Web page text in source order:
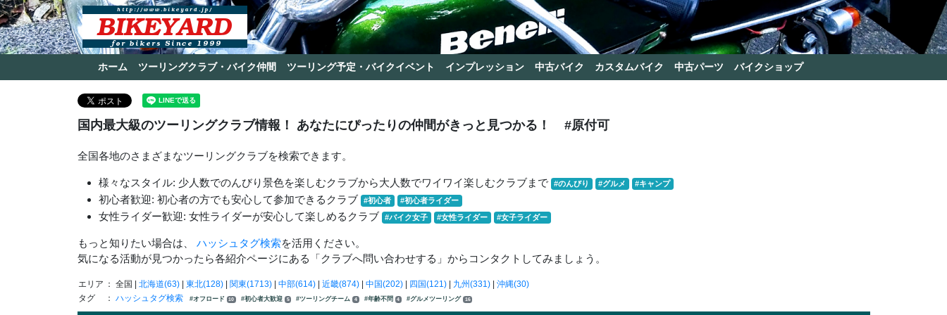
ホーム ツーリングクラブ・バイク仲間 ツーリング予定・バイクイベント インプレッション 中古バイク カスタムバイク 中古パーツ バイクショップ
国内最大級のツーリングクラブ情報！ あなたにぴったりの仲間がきっと見つかる！ #原付可
全国各地のさまざまなツーリングクラブを検索できます。
様々なスタイル: 少人数でのんびり景色を楽しむクラブから大人数でワイワイ楽しむクラブまで #のんびり #グルメ #キャンプ
初心者歓迎: 初心者の方でも安心して参加できるクラブ #初心者 #初心者ライダー
女性ライダー歓迎: 女性ライダーが安心して楽しめるクラブ #バイク女子 #女性ライダー #女子ライダー
もっと知りたい場合は、 ハッシュタグ検索を活用ください。
気になる活動が見つかったら各紹介ページにある「クラブへ問い合わせする」からコンタクトしてみましょう。
エリア ： 全国 | 北海道(63)| 東北(128)| 関東(1713)| 中部(614)| 近畿(874)| 中国(202)| 四国(121)| 九州(331)| 沖縄(30)
タグ
： ハッシュタグ検索 #オフロード 10 #初心者大歓迎 5 #ツーリングチーム 4 #年齢不問 4 #グルメツーリング 16